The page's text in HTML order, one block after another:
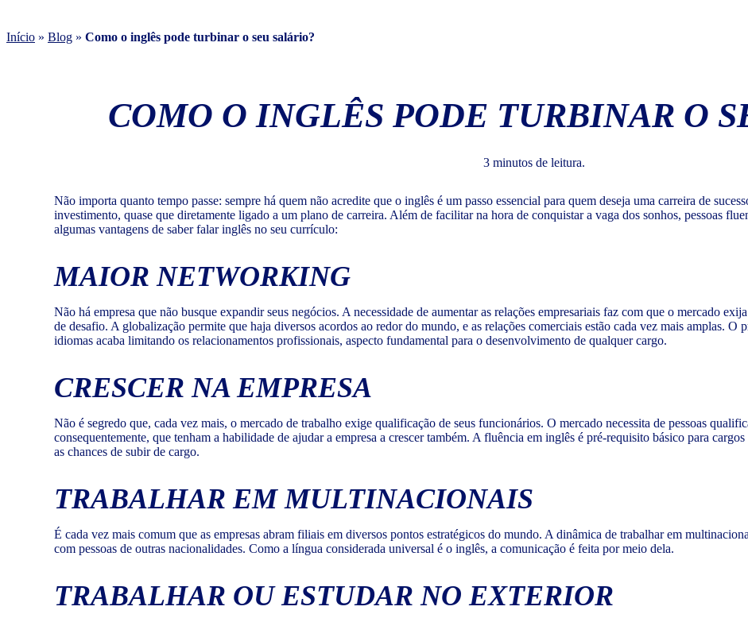
Início » Blog » Como o inglês pode turbinar o seu salário?
COMO O INGLÊS PODE TURBINAR O
3 minutos de leitura.
Não importa quanto tempo passe: sempre há quem não acredite que o inglês é um passo essencial para quem deseja uma carreira de
investimento, quase que diretamente ligado a um plano de carreira. Além de facilitar na hora de conquistar a vaga dos sonhos, pessoas
algumas vantagens de saber falar inglês no seu currículo:
MAIOR NETWORKING
Não há empresa que não busque expandir seus negócios. A necessidade de aumentar as relações empresariais faz com que o mercado
de desafio. A globalização permite que haja diversos acordos ao redor do mundo, e as relações comerciais estão cada vez mais amplas.
idiomas acaba limitando os relacionamentos profissionais, aspecto fundamental para o desenvolvimento de qualquer cargo.
CRESCER NA EMPRESA
Não é segredo que, cada vez mais, o mercado de trabalho exige qualificação de seus funcionários. O mercado necessita de pessoas
consequentemente, que tenham a habilidade de ajudar a empresa a crescer também. A fluência em inglês é pré-requisito básico para
as chances de subir de cargo.
TRABALHAR EM MULTINACIONAIS
É cada vez mais comum que as empresas abram filiais em diversos pontos estratégicos do mundo. A dinâmica de trabalhar em
com pessoas de outras nacionalidades. Como a língua considerada universal é o inglês, a comunicação é feita por meio dela.
TRABALHAR OU ESTUDAR NO EXTERIOR